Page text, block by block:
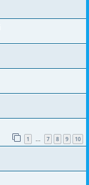
1 … 7 8 9 10